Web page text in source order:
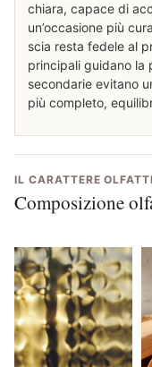
chiara, capace di
un’occasione più
scia resta fedele al
principali guidano la
secondarie evitano
più completo,
IL CARATTERE
Composizione